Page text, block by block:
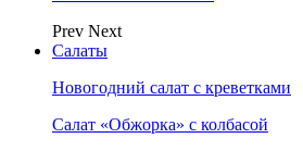
Prev Next
Салаты
Новогодний салат с креветками
Салат «Обжорка» с колбасой